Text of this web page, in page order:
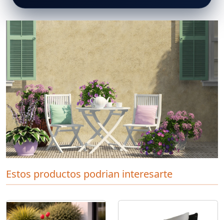
Estos productos podrian interesarte